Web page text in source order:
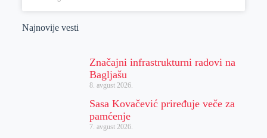
Najnovije vesti
Značajni infrastrukturni radovi na
Bagljašu
8. avgust 2026.
Sasa Kovačević priređuje veče za
pamćenje
7. avgust 2026.